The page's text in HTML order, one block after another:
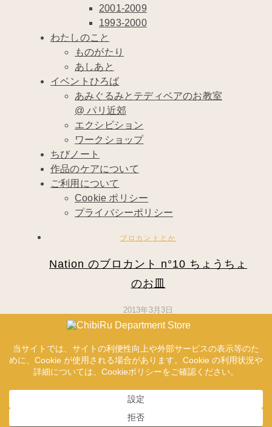
2001-2009
1993-2000
わたしのこと
ものがたり
あしあと
イベントひろば
あみぐるみとテディベアのお教室
@ パリ近郊
エクシビション
ワークショップ
ちびノート
作品のケアについて
ご利用について
Cookie ポリシー
プライバシーポリシー
ブロカントとか
Nation のブロカント n°10 ちょうちょ
のお皿
2013年3月3日
ルに描かれた虫は大好き。 小さい頃も今で
も…
Read More
1993 © ChibiRu